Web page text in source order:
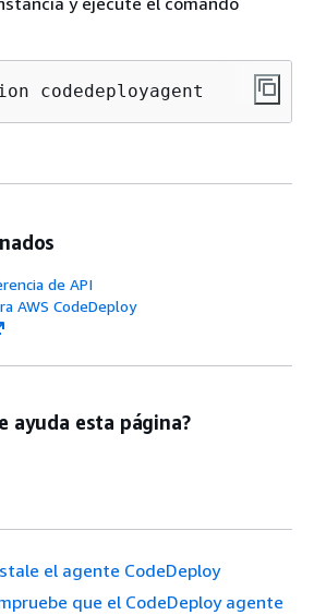
codedeployagent
de API
AWS CodeDeploy
ayuda esta página?
el agente CodeDeploy
que el CodeDeploy agente